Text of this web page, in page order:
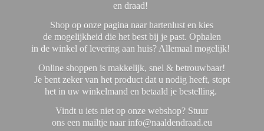
en draad!
Shop op onze pagina naar hartenlust en kies
de mogelijkheid die het best bij je past. Ophalen
in de winkel of levering aan huis? Allemaal mogelijk!
Online shoppen is makkelijk, snel & betrouwbaar!
Je bent zeker van het product dat u nodig heeft, stopt
het in uw winkelmand en betaald je bestelling.
Vindt u iets niet op onze webshop? Stuur
ons een mailtje naar info@naaldendraad.eu